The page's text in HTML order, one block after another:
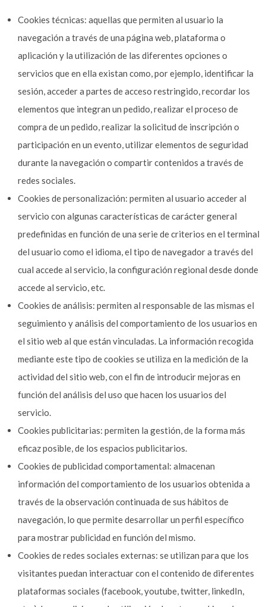
Cookies técnicas: aquellas que permiten al usuario la
navegación a través de una página web, plataforma o
aplicación y la utilización de las diferentes opciones o
servicios que en ella existan como, por ejemplo, identificar la
sesión, acceder a partes de acceso restringido, recordar los
elementos que integran un pedido, realizar el proceso de
compra de un pedido, realizar la solicitud de inscripción o
participación en un evento, utilizar elementos de seguridad
durante la navegación o compartir contenidos a través de
redes sociales.
Cookies de personalización: permiten al usuario acceder al
servicio con algunas características de carácter general
predefinidas en función de una serie de criterios en el terminal
del usuario como el idioma, el tipo de navegador a través del
cual accede al servicio, la configuración regional desde donde
accede al servicio, etc.
Cookies de análisis: permiten al responsable de las mismas el
seguimiento y análisis del comportamiento de los usuarios en
el sitio web al que están vinculadas. La información recogida
mediante este tipo de cookies se utiliza en la medición de la
actividad del sitio web, con el fin de introducir mejoras en
función del análisis del uso que hacen los usuarios del
servicio.
Cookies publicitarias: permiten la gestión, de la forma más
eficaz posible, de los espacios publicitarios.
Cookies de publicidad comportamental: almacenan
información del comportamiento de los usuarios obtenida a
través de la observación continuada de sus hábitos de
navegación, lo que permite desarrollar un perfil específico
para mostrar publicidad en función del mismo.
Cookies de redes sociales externas: se utilizan para que los
visitantes puedan interactuar con el contenido de diferentes
plataformas sociales (facebook, youtube, twitter, linkedIn,